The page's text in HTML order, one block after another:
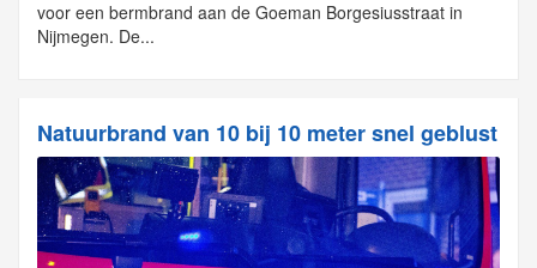
voor een bermbrand aan de Goeman Borgesiusstraat in
Nijmegen. De...
Natuurbrand van 10 bij 10 meter snel geblust